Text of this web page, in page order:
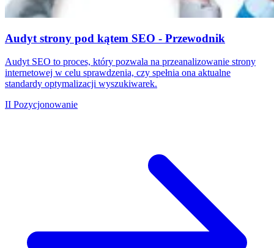
Audyt strony pod kątem SEO - Przewodnik
Audyt SEO to proces, który pozwala na przeanalizowanie strony
internetowej w celu sprawdzenia, czy spełnia ona aktualne
standardy optymalizacji wyszukiwarek.
II Pozycjonowanie